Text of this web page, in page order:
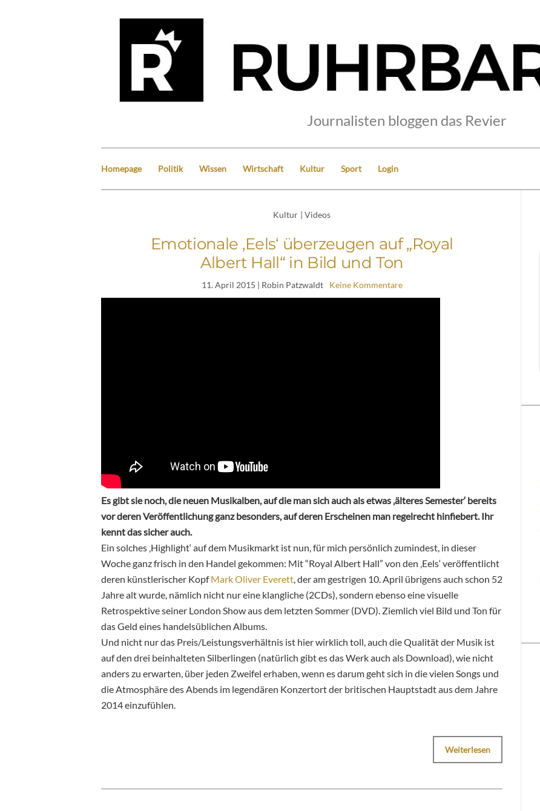
Journalisten bloggen das Revier
Homepage Politik Wissen Wirtschaft Kultur Sport Login
Kultur | Videos
Emotionale ‚Eels‘ überzeugen auf „Royal
Albert Hall“ in Bild und Ton
11. April 2015 | Robin Patzwaldt Keine Kommentare
Es gibt sie noch, die neuen Musikalben, auf die man sich auch als etwas ‚älteres Semester‘ bereits
vor deren Veröffentlichung ganz besonders, auf deren Erscheinen man regelrecht hinfiebert. Ihr
kennt das sicher auch.
Ein solches ‚Highlight‘ auf dem Musikmarkt ist nun, für mich persönlich zumindest, in dieser
Woche ganz frisch in den Handel gekommen: Mit “Royal Albert Hall” von den ‚Eels‘ veröffentlicht
deren künstlerischer KopfMark Oliver Everett , der am gestrigen 10. April übrigens auch schon 52
Jahre alt wurde, nämlich nicht nur eine klangliche (2CDs), sondern ebenso eine visuelle
Retrospektive seiner London Show aus dem letzten Sommer (DVD). Ziemlich viel Bild und Ton für
das Geld eines handelsüblichen Albums.
Und nicht nur das Preis/Leistungsverhältnis ist hier wirklich toll, auch die Qualität der Musik ist
auf den drei beinhalteten Silberlingen (natürlich gibt es das Werk auch als Download), wie nicht
anders zu erwarten, über jeden Zweifel erhaben, wenn es darum geht sich in die vielen Songs und
die Atmosphäre des Abends im legendären Konzertort der britischen Hauptstadt aus dem Jahre
2014 einzufühlen.
Weiterlesen